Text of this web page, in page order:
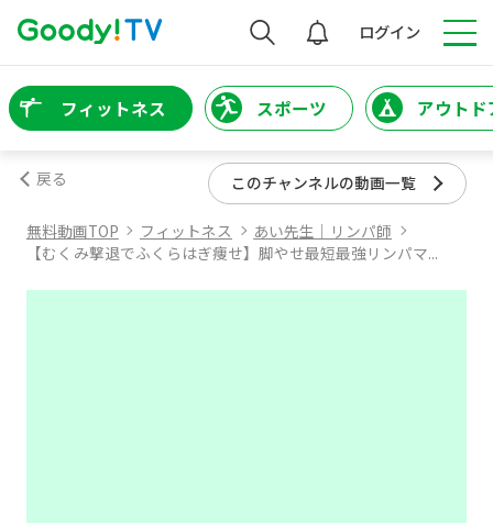
検索 ログイン
フィットネス スポーツ アウトド
戻る このチャンネルの動画一覧
無料動画TOP フィットネス
あい先生｜リンパ師
【むくみ撃退でふくらはぎ痩せ】脚やせ最短最強リンパマ...